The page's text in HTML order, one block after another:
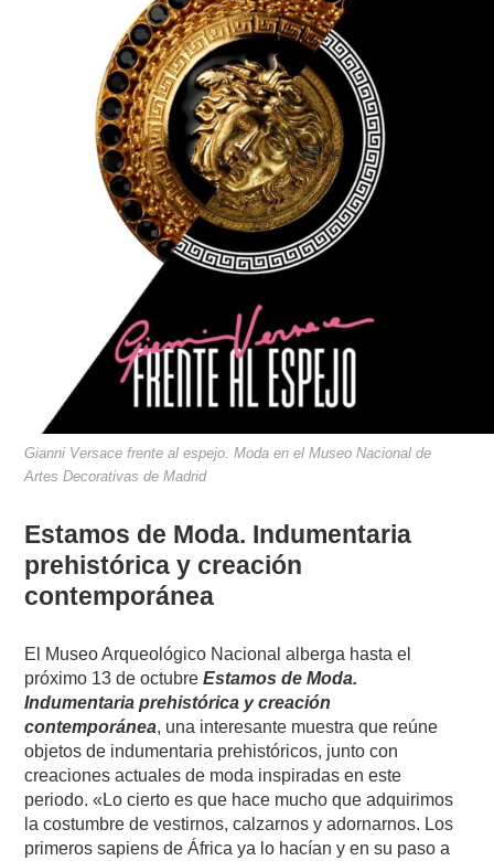
Gianni Versace frente al espejo. Moda en el Museo Nacional de
Artes Decorativas de Madrid
Estamos de Moda. Indumentaria
prehistórica y creación
contemporánea
El Museo Arqueológico Nacional alberga hasta el
próximo 13 de octubreEstamos de Moda.
Indumentaria prehistórica y creación
contemporánea, una interesante muestra que reúne
objetos de indumentaria prehistóricos, junto con
creaciones actuales de moda inspiradas en este
periodo. «Lo cierto es que hace mucho que adquirimos
la costumbre de vestirnos, calzarnos y adornarnos. Los
primeros sapiens de África ya lo hacían y en su paso a